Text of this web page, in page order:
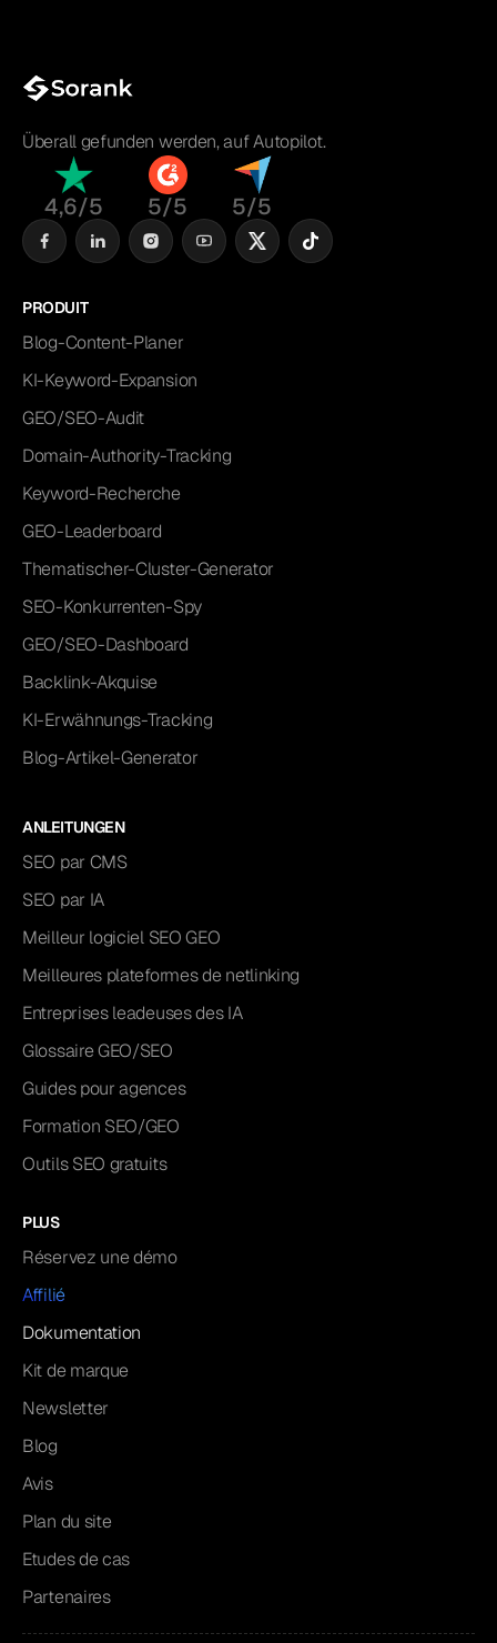
Überall gefunden werden, auf Autopilot.
4,6/5 5/5 5/5
PRODUIT
Blog-Content-Planer
KI-Keyword-Expansion
GEO/SEO-Audit
Domain-Authority-Tracking
Keyword-Recherche
GEO-Leaderboard
Thematischer-Cluster-Generator
SEO-Konkurrenten-Spy
GEO/SEO-Dashboard
Backlink-Akquise
KI-Erwähnungs-Tracking
Blog-Artikel-Generator
ANLEITUNGEN
SEO par CMS
SEO par IA
Meilleur logiciel SEO GEO
Meilleures plateformes de netlinking
Entreprises leadeuses des IA
Glossaire GEO/SEO
Guides pour agences
Formation SEO/GEO
Outils SEO gratuits
PLUS
Réservez une démo
Affilié
Dokumentation
Kit de marque
Newsletter
Blog
Avis
Plan du site
Etudes de cas
Partenaires